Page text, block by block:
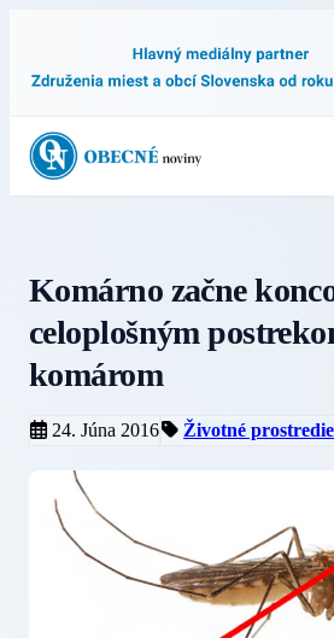
Komárno začne
celoplošným
komárom
24. Júna 2016 Životné prostredie